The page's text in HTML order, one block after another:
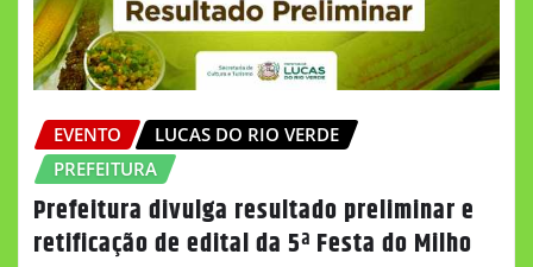
EVENTO
LUCAS DO RIO VERDE
PREFEITURA
Prefeitura divulga resultado preliminar e
retificação de edital da 5ª Festa do Milho